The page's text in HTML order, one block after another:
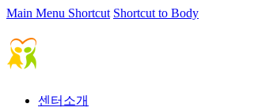
Main Menu Shortcut Shortcut to Body
센터소개